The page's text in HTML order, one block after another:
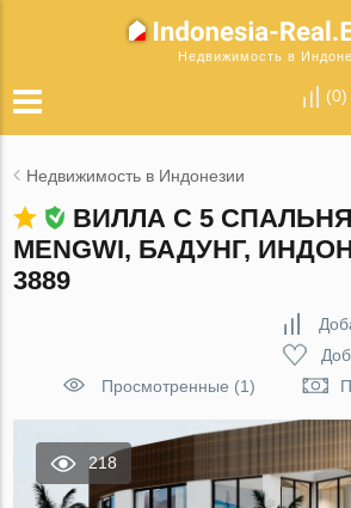
Недвижимость в
(0)
Недвижимость в Индонезии
ВИЛЛА С 5
MENGWI, БАДУНГ,
3889
Просмотренные (1)
218